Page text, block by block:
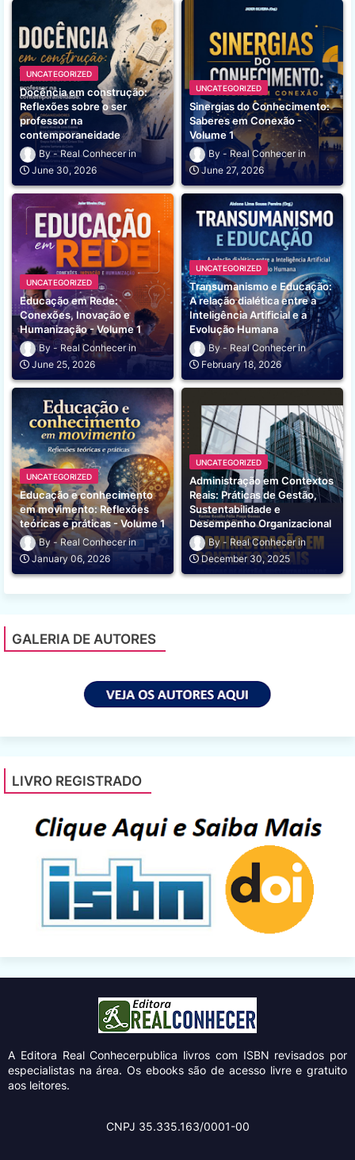
UNCATEGORIZED
Docência em construção:
Reflexões sobre o ser
professor na
contemporaneidade
Real Conhecer
June 30, 2026
UNCATEGORIZED
Sinergias do Conhecimento:
Saberes em Conexão -
Volume 1
Real Conhecer
June 27, 2026
UNCATEGORIZED
Educação em Rede:
Conexões, Inovação e
Humanização - Volume 1
Real Conhecer
June 25, 2026
UNCATEGORIZED
Transumanismo e Educação:
A relação dialética entre a
Inteligência Artificial e a
Evolução Humana
Real Conhecer
February 18, 2026
UNCATEGORIZED
Educação e conhecimento
em movimento: Reflexões
teóricas e práticas - Volume 1
Real Conhecer
January 06, 2026
UNCATEGORIZED
Administração em Contextos
Reais: Práticas de Gestão,
Sustentabilidade e
Desempenho Organizacional
Real Conhecer
December 30, 2025
GALERIA DE AUTORES
LIVRO REGISTRADO
A Editora Real Conhecerpublica livros com ISBN revisados por
especialistas na área. Os ebooks são de acesso livre e gratuito
aos leitores.
CNPJ 35.335.163/0001-00